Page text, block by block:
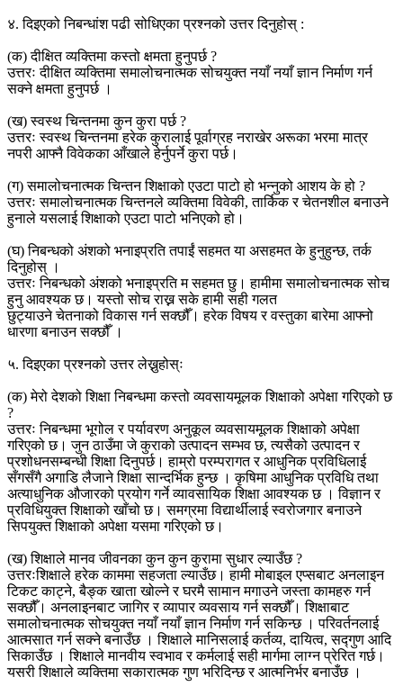
४. दिइएको निबन्धांश पढी सोधिएका प्रश्नको उत्तर दिनुहोस् :
(क) दीक्षित व्यक्तिमा कस्तो क्षमता हुनुपर्छ ?
उत्तरः दीक्षित व्यक्तिमा समालोचनात्मक सोचयुक्त नयाँ नयाँ ज्ञान निर्माण गर्न
सक्ने क्षमता हुनुपर्छ ।
(ख) स्वस्थ चिन्तनमा कुन कुरा पर्छ ?
उत्तरः स्वस्थ चिन्तनमा हरेक कुरालाई पूर्वाग्रह नराखेर अरूका भरमा मात्र
नपरी आफ्नै विवेकका आँखाले हेर्नुपर्ने कुरा पर्छ।
(ग) समालोचनात्मक चिन्तन शिक्षाको एउटा पाटो हो भन्नुको आशय के हो ?
उत्तरः समालोचनात्मक चिन्तनले व्यक्तिमा विवेकी, तार्किक र चेतनशील बनाउने
हुनाले यसलाई शिक्षाको एउटा पाटो भनिएको हो।
(घ) निबन्धको अंशको भनाइप्रति तपाईं सहमत या असहमत के हुनुहुन्छ, तर्क
दिनुहोस् ।
उत्तरः निबन्धको अंशको भनाइप्रति म सहमत छु। हामीमा समालोचनात्मक सोच
हुनु आवश्यक छ। यस्तो सोच राख्न सके हामी सही गलत
छुट्याउने चेतनाको विकास गर्न सक्छौँ। हरेक विषय र वस्तुका बारेमा आफ्नो
धारणा बनाउन सक्छौँ ।
५. दिइएका प्रश्नको उत्तर लेख्नुहोस्ः
(क) मेरो देशको शिक्षा निबन्धमा कस्तो व्यवसायमूलक शिक्षाको अपेक्षा गरिएको छ
?
उत्तरः निबन्धमा भूगोल र पर्यावरण अनुकूल व्यवसायमूलक शिक्षाको अपेक्षा
गरिएको छ। जुन ठाउँमा जे कुराको उत्पादन सम्भव छ, त्यसैको उत्पादन र
प्रशोधनसम्बन्धी शिक्षा दिनुपर्छ। हाम्रो परम्परागत र आधुनिक प्रविधिलाई
सँगसँगै अगाडि लैजाने शिक्षा सान्दर्भिक हुन्छ । कृषिमा आधुनिक प्रविधि तथा
अत्याधुनिक औजारको प्रयोग गर्ने व्यावसायिक शिक्षा आवश्यक छ । विज्ञान र
प्रविधियुक्त शिक्षाको खाँचो छ। समग्रमा विद्यार्थीलाई स्वरोजगार बनाउने
सिपयुक्त शिक्षाको अपेक्षा यसमा गरिएको छ।
(ख) शिक्षाले मानव जीवनका कुन कुन कुरामा सुधार ल्याउँछ ?
उत्तरःशिक्षाले हरेक काममा सहजता ल्याउँछ। हामी मोबाइल एप्सबाट अनलाइन
टिकट काट्ने, बैङ्क खाता खोल्ने र घरमै सामान मगाउने जस्ता कामहरु गर्न
सक्छौँ। अनलाइनबाट जागिर र व्यापार व्यवसाय गर्न सक्छौँ। शिक्षाबाट
समालोचनात्मक सोचयुक्त नयाँ नयाँ ज्ञान निर्माण गर्न सकिन्छ । परिवर्तनलाई
आत्मसात गर्न सक्ने बनाउँछ । शिक्षाले मानिसलाई कर्तव्य, दायित्व, सद्गुण आदि
सिकाउँछ । शिक्षाले मानवीय स्वभाव र कर्मलाई सही मार्गमा लाग्न प्रेरित गर्छ।
यसरी शिक्षाले व्यक्तिमा सकारात्मक गुण भरिदिन्छ र आत्मनिर्भर बनाउँछ ।